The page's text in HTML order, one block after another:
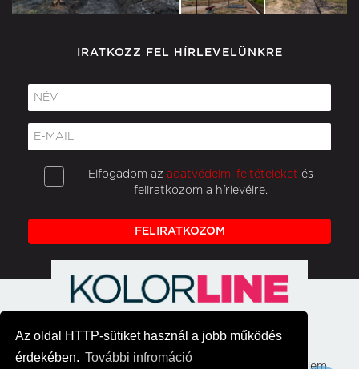
Az oldal HTTP-sütiket használ a jobb működés
érdekében. További infromáció
IRATKOZZ FEL HÍRLEVELÜNKRE
Elfogadom az adatvédelmi feltételeket és
feliratkozom a hírlevélre.
FELIRATKOZOM